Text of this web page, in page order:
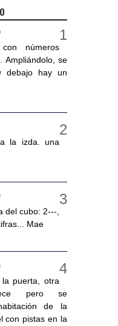
números
Ampliándolo, se
debajo hay un
la izda. una
del cubo: 2---,
Mae
puerta, otra
pero se
de la
con pistas en la